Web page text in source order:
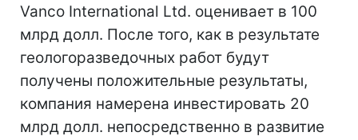
Vanco International Ltd. оценивает в 100
млрд долл. После того, как в результате
геологоразведочных работ будут
получены положительные результаты,
компания намерена инвестировать 20
млрд долл. непосредственно в развитие